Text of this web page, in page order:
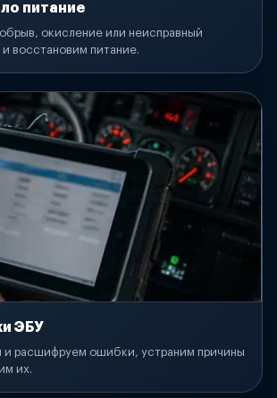
питание
окисление или неисправный
и восстановим питание.
ЭБУ
и расшифруем ошибки, устраним причины
их.